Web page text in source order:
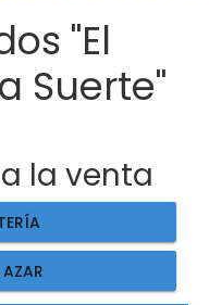
"El
Suerte"
la venta